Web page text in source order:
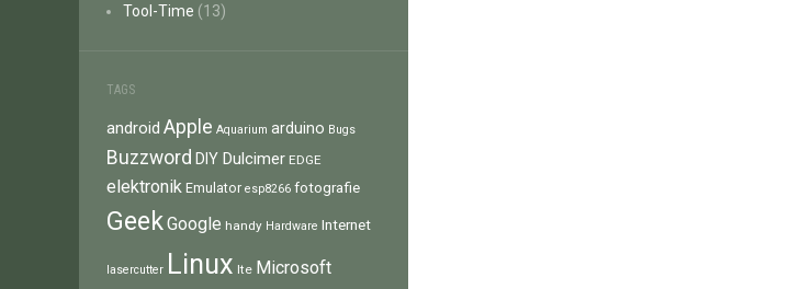
Tool-Time (13)
TAGS
android Apple Aquarium arduino Bugs
Buzzword DIY Dulcimer EDGE
elektronik Emulator esp8266 fotografie
GeekGoogle handy Hardware Internet
lasercutter Linux lte Microsoft